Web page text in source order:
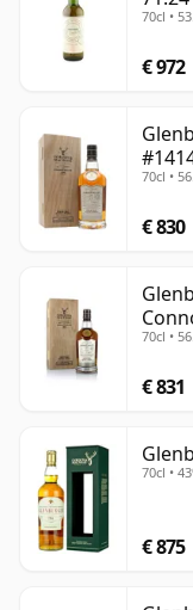
70cl •
€ 972
70cl •
€ 830
70cl •
€ 831
70cl •
€ 875